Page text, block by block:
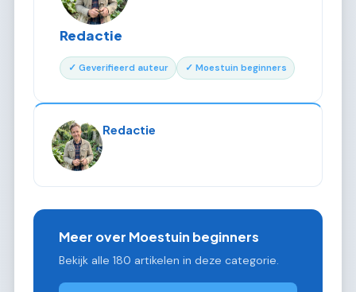
Redactie
✓ Geverifieerd auteur ✓ Moestuin beginners
Redactie
Meer over Moestuin beginners
Bekijk alle 180 artikelen in deze categorie.